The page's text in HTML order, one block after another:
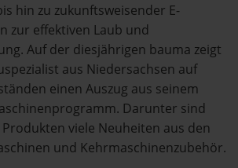
hin zu zukunftsweisender E-
zur effektiven Laub und
Auf der diesjährigen bauma zeigt
aus Niedersachsen auf
einen Auszug aus seinem
Darunter sind
viele Neuheiten aus den
und Kehrmaschinenzubehör.